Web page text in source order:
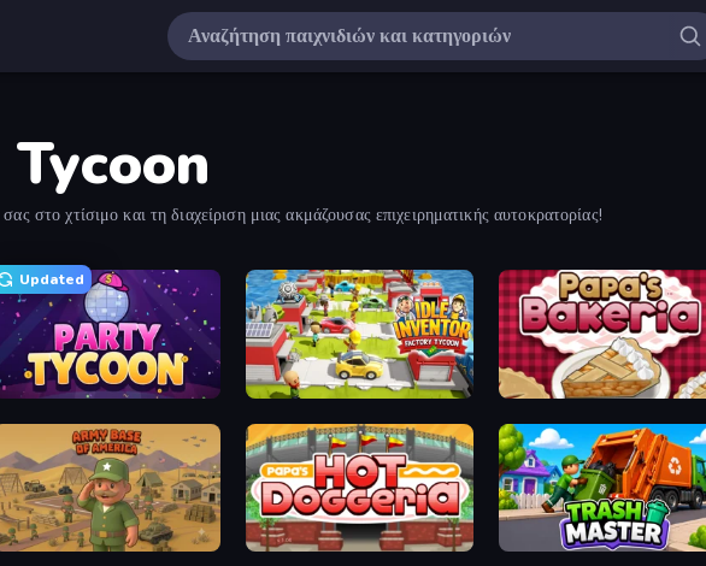
Tycoon
στο χτίσιμο και τη διαχείριση μιας ακμάζουσας επιχειρηματικής αυτοκρατορίας!
Updated
Party Tycoon Idle Inventor Papa's Bakeria
Army Base Of America Papa's Hot Doggeria Trash Master